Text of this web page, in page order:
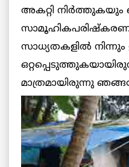
അകറ്റി
സാധ്യതകളില്‍
മാത്രമായിരുന്നു